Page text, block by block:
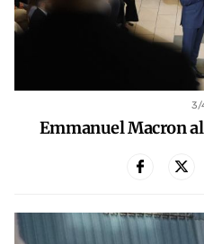
3/
Emmanuel Macron